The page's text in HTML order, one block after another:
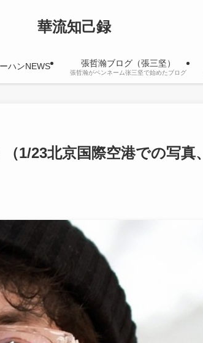
華流知己録
ハンNEWS 張哲瀚ブログ（張三坚）
張哲瀚がペンネーム张三坚で始めたブログ
1/23北京国際空港での写真、